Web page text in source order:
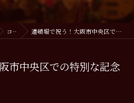
コラム 道頓堀で祝う！大阪市中央区での特別な記念日誕生日ディナー
市中央区での特別な記念